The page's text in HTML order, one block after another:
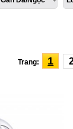
Trang: 1